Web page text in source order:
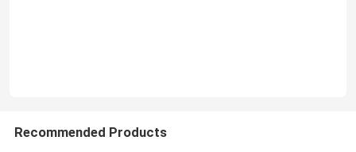
Recommended Products